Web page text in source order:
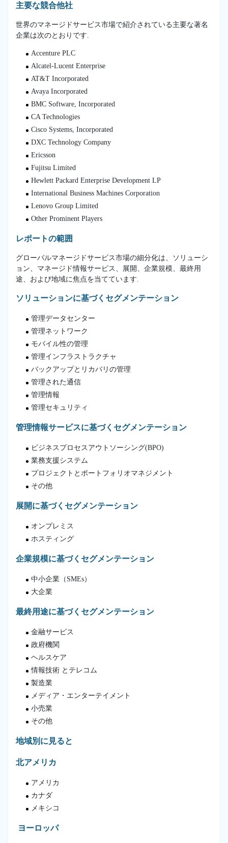
主要な競合他社
世界のマネージドサービス市場で紹介されている主要な著名
企業は次のとおりです.
Accenture PLC
Alcatel-Lucent Enterprise
AT&T Incorporated
Avaya Incorporated
BMC Software, Incorporated
CA Technologies
Cisco Systems, Incorporated
DXC Technology Company
Ericsson
Fujitsu Limited
Hewlett Packard Enterprise Development LP
International Business Machines Corporation
Lenovo Group Limited
Other Prominent Players
レポートの範囲
グローバルマネージドサービス市場の細分化は、ソリューシ
ョン、マネージド情報サービス、展開、企業規模、最終用
途、および地域に焦点を当てています.
ソリューションに基づくセグメンテーション
管理データセンター
管理ネットワーク
モバイル性の管理
管理インフラストラクチャ
バックアップとリカバリの管理
管理された通信
管理情報
管理セキュリティ
管理情報サービスに基づくセグメンテーション
ビジネスプロセスアウトソーシング(BPO)
業務支援システム
プロジェクトとポートフォリオマネジメント
その他
展開に基づくセグメンテーション
オンプレミス
ホスティング
企業規模に基づくセグメンテーション
中小企業（SMEs）
大企業
最終用途に基づくセグメンテーション
金融サービス
政府機関
ヘルスケア
情報技術 とテレコム
製造業
メディア・エンターテイメント
小売業
その他
地域別に見ると
北アメリカ
アメリカ
カナダ
メキシコ
ヨーロッパ